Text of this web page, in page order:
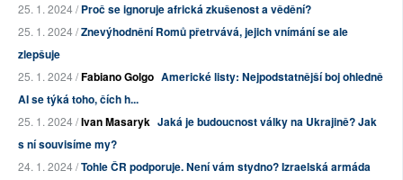
25. 1. 2024 /Proč se ignoruje africká zkušenost a vědění?
25. 1. 2024 /Znevýhodnění Romů přetrvává, jejich vnímání se ale
zlepšuje
25. 1. 2024 /Fabiano Golgo Americké listy: Nejpodstatnější boj ohledně
AI se týká toho, čích h...
25. 1. 2024 /Ivan Masaryk Jaká je budoucnost války na Ukrajině? Jak
s ní souvisíme my?
24. 1. 2024 /Tohle ČR podporuje. Není vám stydno? Izraelská armáda